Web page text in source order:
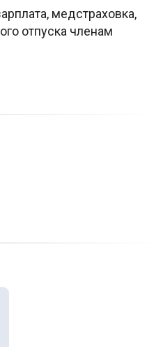
медстраховка,
отпуска членам